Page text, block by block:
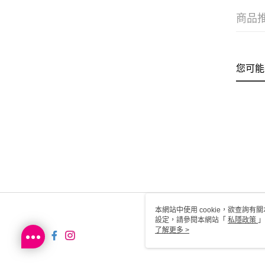
商品
您可
本網站中使用 cookie，欲查詢有
設定，請參閱本網站「 私隱政策
用 cookie。
了解更多 >